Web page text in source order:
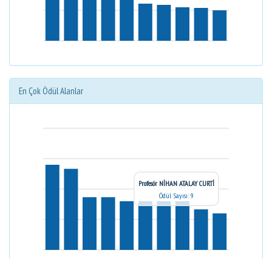
En Çok Ödül Alanlar
Profesör NİHAN ATALAY CURTİ
Ödül Sayısı: 9